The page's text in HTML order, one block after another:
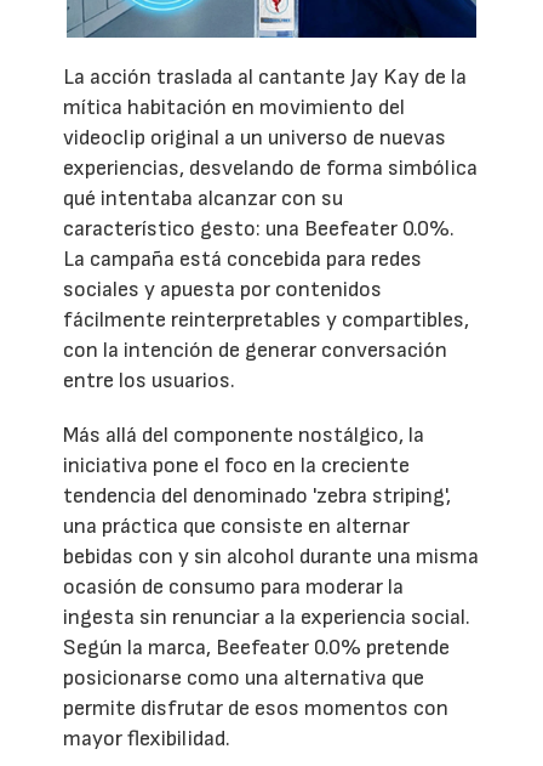
La acción traslada al cantante Jay Kay de la
mítica habitación en movimiento del
videoclip original a un universo de nuevas
experiencias, desvelando de forma simbólica
qué intentaba alcanzar con su
característico gesto: una Beefeater 0.0%.
La campaña está concebida para redes
sociales y apuesta por contenidos
fácilmente reinterpretables y compartibles,
con la intención de generar conversación
entre los usuarios.
Más allá del componente nostálgico, la
iniciativa pone el foco en la creciente
tendencia del denominado 'zebra striping',
una práctica que consiste en alternar
bebidas con y sin alcohol durante una misma
ocasión de consumo para moderar la
ingesta sin renunciar a la experiencia social.
Según la marca, Beefeater 0.0% pretende
posicionarse como una alternativa que
permite disfrutar de esos momentos con
mayor flexibilidad.